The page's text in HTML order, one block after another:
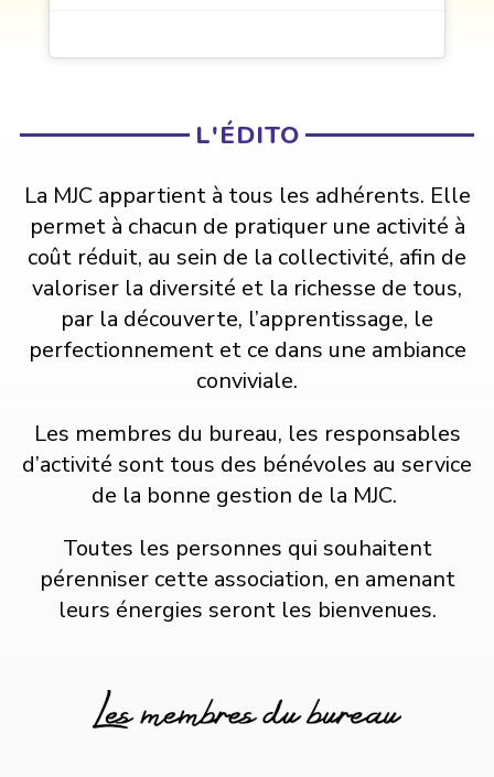
L'ÉDITO
La MJC appartient à tous les adhérents. Elle
permet à chacun de pratiquer une activité à
coût réduit, au sein de la collectivité, afin de
valoriser la diversité et la richesse de tous,
par la découverte, l’apprentissage, le
perfectionnement et ce dans une ambiance
conviviale.
Les membres du bureau, les responsables
d’activité sont tous des bénévoles au service
de la bonne gestion de la MJC.
Toutes les personnes qui souhaitent
pérenniser cette association, en amenant
leurs énergies seront les bienvenues.